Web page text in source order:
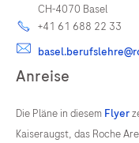
CH-4070 Basel
+41 61 688 22 33
Anreise
Die Pläne in diesem Flyer
Kaiseraugst, das Roche